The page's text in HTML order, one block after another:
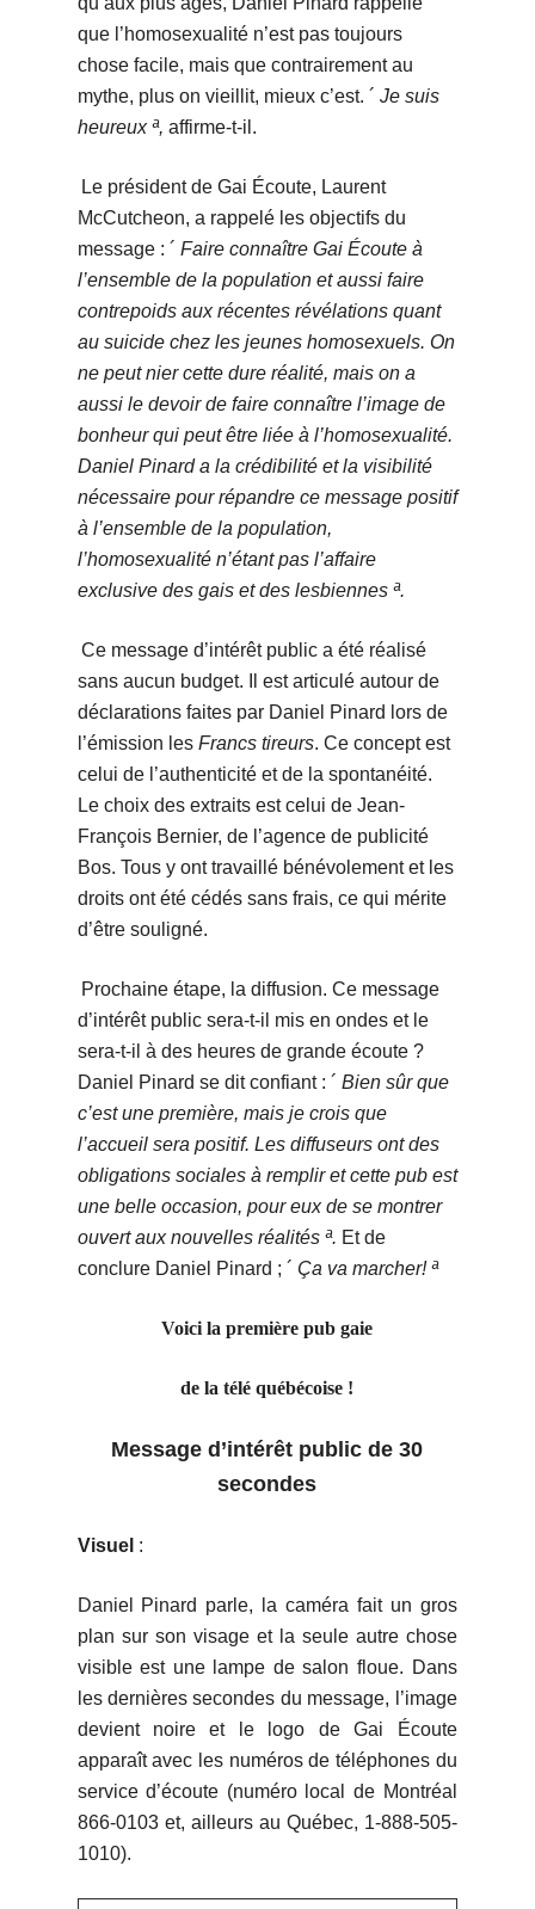
que l’homosexualité n’est pas toujours
chose facile, mais que contrairement au
mythe, plus on vieillit, mieux c’est. ´ Je suis
heureux ª, affirme-t-il.
Le président de Gai Écoute, Laurent
McCutcheon, a rappelé les objectifs du
message : ´ Faire connaître Gai Écoute à
l’ensemble de la population et aussi faire
contrepoids aux récentes révélations quant
au suicide chez les jeunes homosexuels. On
ne peut nier cette dure réalité, mais on a
aussi le devoir de faire connaître l’image de
bonheur qui peut être liée à l’homosexualité.
Daniel Pinard a la crédibilité et la visibilité
nécessaire pour répandre ce message positif
à l’ensemble de la population,
l’homosexualité n’étant pas l’affaire
exclusive des gais et des lesbiennes ª.
Ce message d’intérêt public a été réalisé
sans aucun budget. Il est articulé autour de
déclarations faites par Daniel Pinard lors de
l’émission les Francs tireurs. Ce concept est
celui de l’authenticité et de la spontanéité.
Le choix des extraits est celui de Jean-
François Bernier, de l’agence de publicité
Bos. Tous y ont travaillé bénévolement et les
droits ont été cédés sans frais, ce qui mérite
d’être souligné.
Prochaine étape, la diffusion. Ce message
d’intérêt public sera-t-il mis en ondes et le
sera-t-il à des heures de grande écoute ?
Daniel Pinard se dit confiant : ´ Bien sûr que
c’est une première, mais je crois que
l’accueil sera positif. Les diffuseurs ont des
obligations sociales à remplir et cette pub est
une belle occasion, pour eux de se montrer
ouvert aux nouvelles réalités ª. Et de
conclure Daniel Pinard ; ´ Ça va marcher! ª
Voici la première pub gaie
de la télé québécoise !
Message d’intérêt public de 30
secondes
Visuel :
Daniel Pinard parle, la caméra fait un gros
plan sur son visage et la seule autre chose
visible est une lampe de salon floue. Dans
les dernières secondes du message, l’image
devient noire et le logo de Gai Écoute
apparaît avec les numéros de téléphones du
service d’écoute (numéro local de Montréal
866-0103 et, ailleurs au Québec, 1-888-505-
1010).